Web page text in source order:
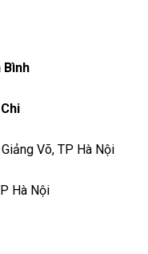
Bình
Võ, TP Hà Nội
Hà Nội